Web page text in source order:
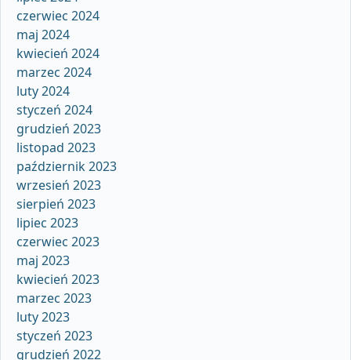
czerwiec 2024
maj 2024
kwiecień 2024
marzec 2024
luty 2024
styczeń 2024
grudzień 2023
listopad 2023
październik 2023
wrzesień 2023
sierpień 2023
lipiec 2023
czerwiec 2023
maj 2023
kwiecień 2023
marzec 2023
luty 2023
styczeń 2023
grudzień 2022